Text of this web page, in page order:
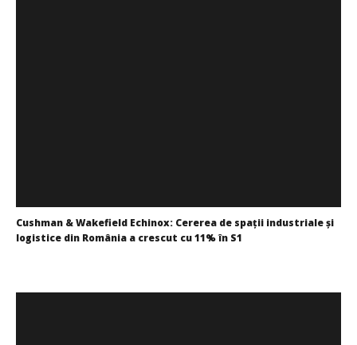
Cushman & Wakefield Echinox: Cererea de spații industriale și
logistice din România a crescut cu 11% în S1